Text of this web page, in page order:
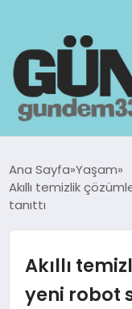
GÜNDEM
Ana Sayfa Yaşam
Akıllı temizlik
tanıttı
Akıllı
yeni robot